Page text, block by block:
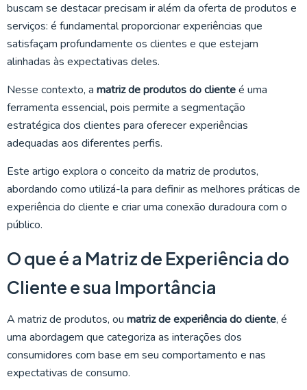
buscam se destacar precisam ir além da oferta de produtos e
serviços: é fundamental proporcionar experiências que
satisfaçam profundamente os clientes e que estejam
alinhadas às expectativas deles.
Nesse contexto, a matriz de produtos do clienteé uma
ferramenta essencial, pois permite a segmentação
estratégica dos clientes para oferecer experiências
adequadas aos diferentes perfis.
Este artigo explora o conceito da matriz de produtos,
abordando como utilizá-la para definir as melhores práticas de
experiência do cliente e criar uma conexão duradoura com o
público.
O que é a Matriz de Experiência do
Cliente e sua Importância
A matriz de produtos, ou matriz de experiência do cliente, é
uma abordagem que categoriza as interações dos
consumidores com base em seu comportamento e nas
expectativas de consumo.